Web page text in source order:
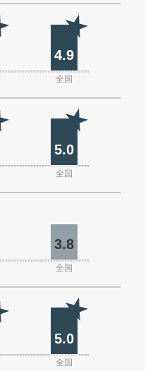
4.9
全国
5.0
全国
3.8
全国
5.0
全国